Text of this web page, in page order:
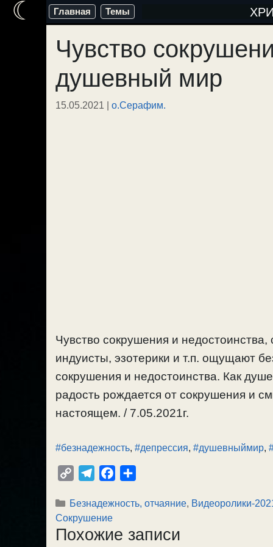
Перейти
содержимому
Главная Темы
Чувство
душевный мир
15.05.2021 | о.Серафим.
Чувство сокрушения и
индуисты, эзотерики и т.п. ощущают
сокрушения и недостоинства. Как
радость рождается от сокрушения и
настоящем. / 7.05.2021г.
#безнадежность, #депрессия, #душевныймир,
p
y
L
l
e
g
c
b
п
а
Рубрики
Безнадежность, отчаяние, Видеоролики-
Сокрушение
Похожие записи
☾